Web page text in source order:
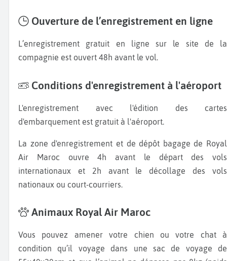
Ouverture de l’enregistrement en ligne
L’enregistrement gratuit en ligne sur le site de la
compagnie est ouvert 48h avant le vol.
Conditions d'enregistrement à l'aéroport
L'enregistrement avec l'édition des cartes
d'embarquement est gratuit à l'aéroport.
La zone d'enregistrement et de dépôt bagage de Royal
Air Maroc ouvre 4h avant le départ des vols
internationaux et 2h avant le décollage des vols
nationaux ou court-courriers.
Animaux Royal Air Maroc
Vous pouvez amener votre chien ou votre chat à
condition qu’il voyage dans une sac de voyage de